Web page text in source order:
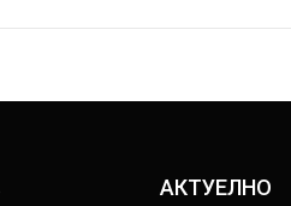
АКТУЕЛНО